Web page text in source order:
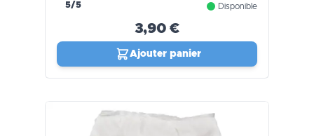
5/5 Disponible
3,90 €
Ajouter panier